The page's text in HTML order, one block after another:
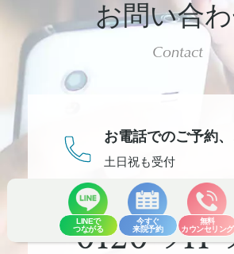
LINEで
つながる
今すぐ
来院予約
無料
カウンセリング
お問い合
Contact
お電話でのご予約、
土日祝も受付
0120-